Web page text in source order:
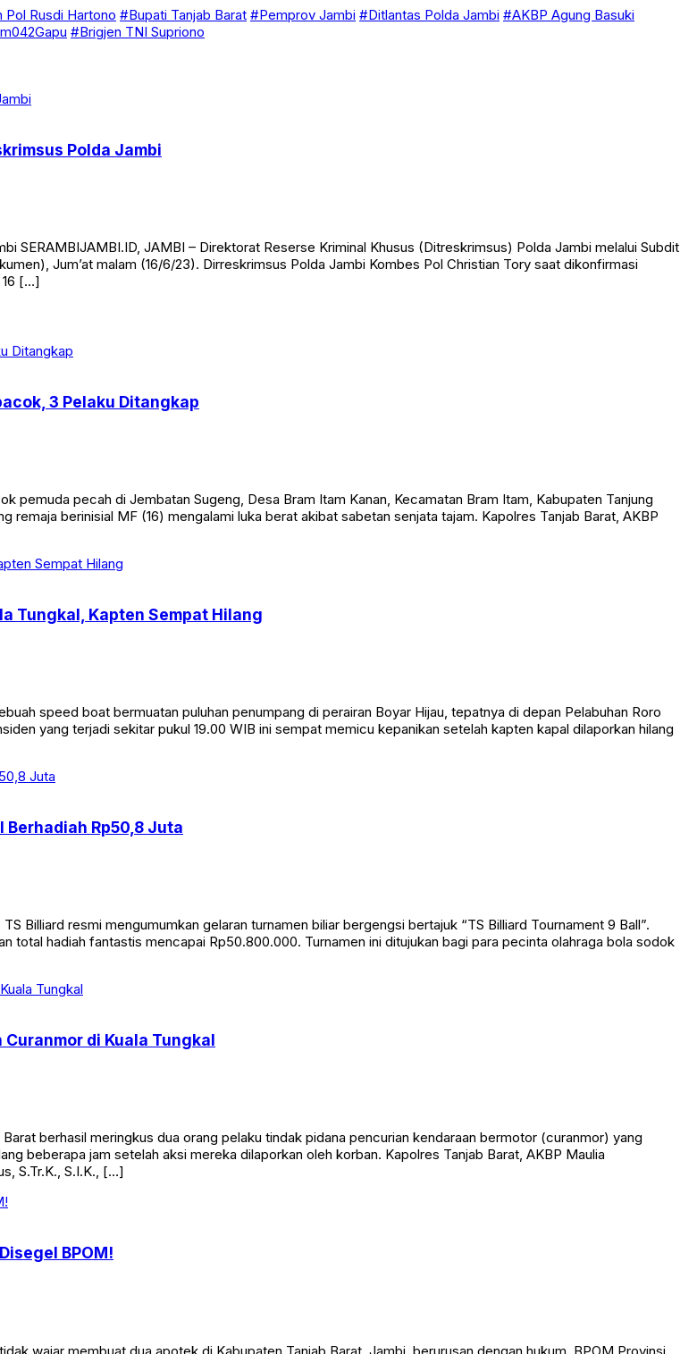
Pol Rusdi Hartono #Bupati Tanjab Barat #Pemprov Jambi #Ditlantas Polda Jambi #AKBP Agung Basuki
#Brigjen TNI Supriono
Polda Jambi
SERAMBIJAMBI.ID, JAMBI – Direktorat Reserse Kriminal Khusus (Ditreskrimsus) Polda Jambi melalui Subdit
Jum’at malam (16/6/23). Dirreskrimsus Polda Jambi Kombes Pol Christian Tory saat dikonfirmasi
16 […]
3 Pelaku Ditangkap
pemuda pecah di Jembatan Sugeng, Desa Bram Itam Kanan, Kecamatan Bram Itam, Kabupaten Tanjung
remaja berinisial MF (16) mengalami luka berat akibat sabetan senjata tajam. Kapolres Tanjab Barat, AKBP
Tungkal, Kapten Sempat Hilang
speed boat bermuatan puluhan penumpang di perairan Boyar Hijau, tepatnya di depan Pelabuhan Roro
yang terjadi sekitar pukul 19.00 WIB ini sempat memicu kepanikan setelah kapten kapal dilaporkan hilang
Berhadiah Rp50,8 Juta
Billiard resmi mengumumkan gelaran turnamen biliar bergengsi bertajuk “TS Billiard Tournament 9 Ball”.
total hadiah fantastis mencapai Rp50.800.000. Turnamen ini ditujukan bagi para pecinta olahraga bola sodok
di Kuala Tungkal
berhasil meringkus dua orang pelaku tindak pidana pencurian kendaraan bermotor (curanmor) yang
beberapa jam setelah aksi mereka dilaporkan oleh korban. Kapolres Tanjab Barat, AKBP Maulia
S.Tr.K., S.I.K., […]
BPOM!
wajar membuat dua apotek di Kabupaten Tanjab Barat, Jambi, berurusan dengan hukum. BPOM Provinsi